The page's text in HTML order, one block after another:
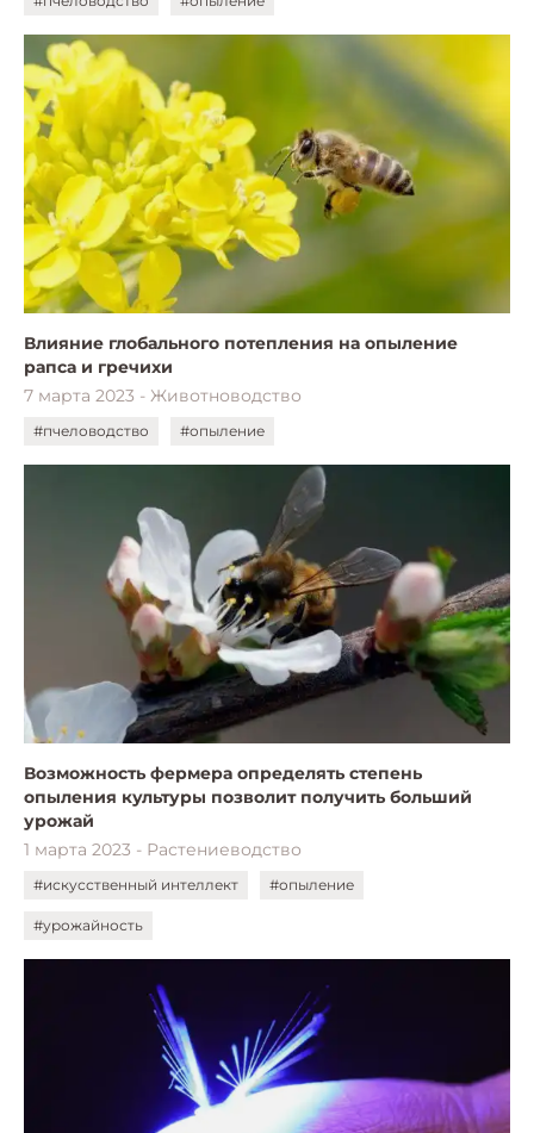
Влияние глобального потепления на опыление
рапса и гречихи
7 марта 2023 - Животноводство
#пчеловодство #опыление
Возможность фермера определять степень
опыления культуры позволит получить больший
урожай
1 марта 2023 - Растениеводство
#искусственный интеллект #опыление
#урожайность